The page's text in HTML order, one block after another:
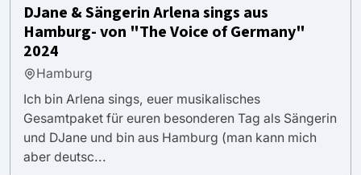
DJane & Sängerin Arlena sings aus
Hamburg- von "The Voice of Germany"
2024
Hamburg
Ich bin Arlena sings, euer musikalisches
Gesamtpaket für euren besonderen Tag als Sängerin
und DJane und bin aus Hamburg (man kann mich
aber deutsc...